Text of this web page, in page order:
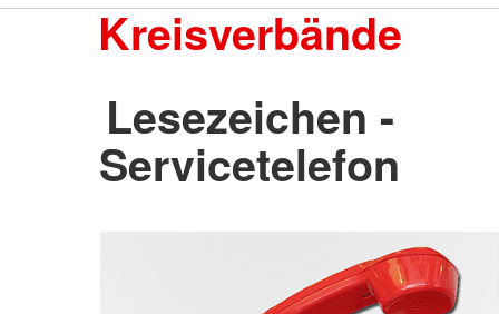
Kreisverbände
Lesezeichen -
Servicetelefon